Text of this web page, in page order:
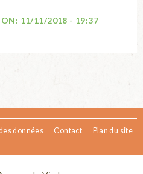
11/11/2018 - 19:37
données Contact Plan du site